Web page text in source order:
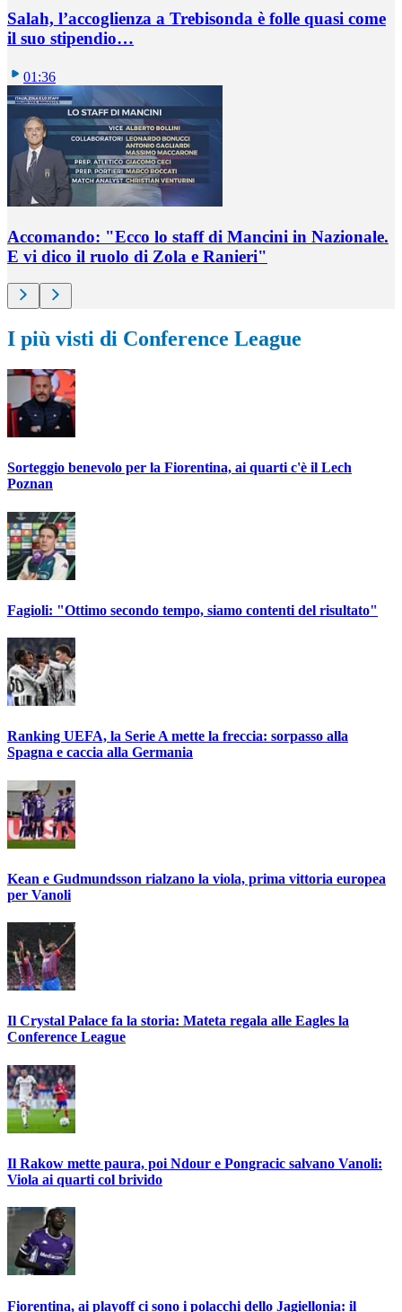
Salah, l’accoglienza a Trebisonda è folle quasi come
il suo stipendio…
01:36
Accomando: "Ecco lo staff di Mancini in Nazionale.
E vi dico il ruolo di Zola e Ranieri"
I più visti di Conference League
Sorteggio benevolo per la Fiorentina, ai quarti c'è il Lech
Poznan
Fagioli: "Ottimo secondo tempo, siamo contenti del risultato"
Ranking UEFA, la Serie A mette la freccia: sorpasso alla
Spagna e caccia alla Germania
Kean e Gudmundsson rialzano la viola, prima vittoria europea
per Vanoli
Il Crystal Palace fa la storia: Mateta regala alle Eagles la
Conference League
Il Rakow mette paura, poi Ndour e Pongracic salvano Vanoli:
Viola ai quarti col brivido
Fiorentina, ai playoff ci sono i polacchi dello Jagiellonia: il